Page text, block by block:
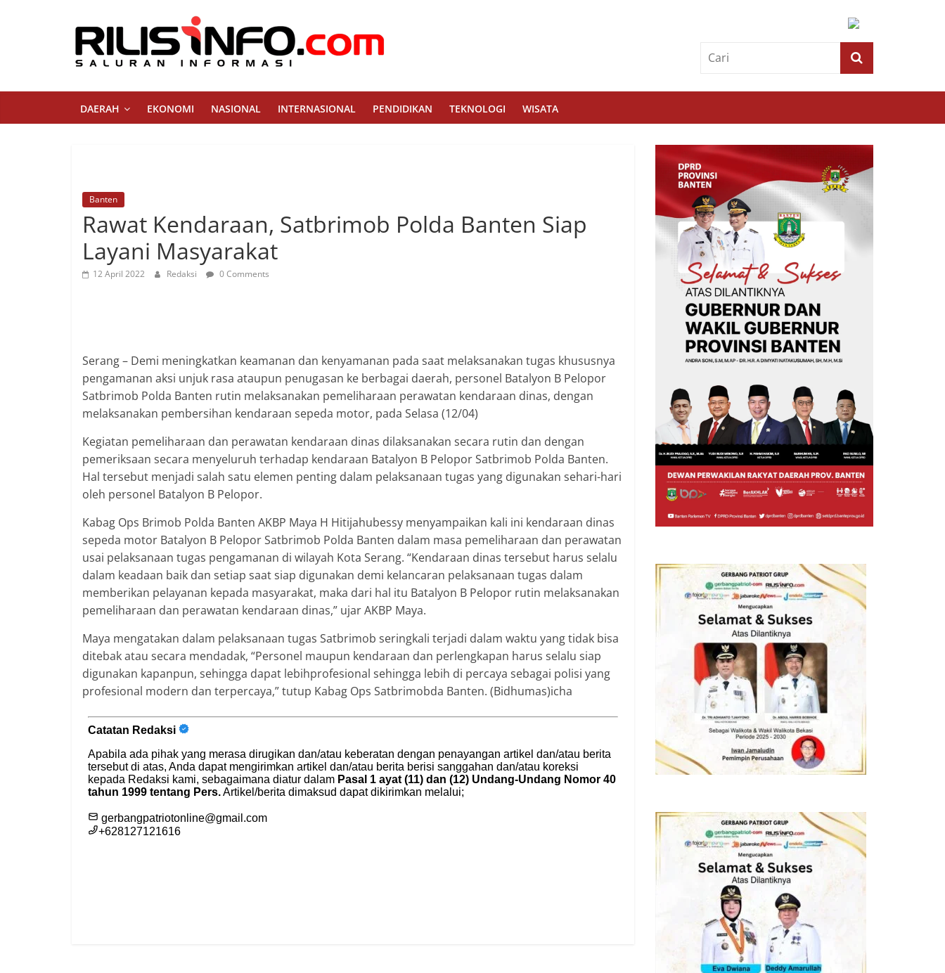
Rilis
Info
DAERAH EKONOMI NASIONAL INTERNASIONAL PENDIDIKAN TEKNOLOGI WISATA
Banten
Rawat Kendaraan, Satbrimob Polda Banten Siap
Layani Masyarakat
12 April 2022 Redaksi 0 Comments
Serang – Demi meningkatkan keamanan dan kenyamanan pada saat melaksanakan tugas khususnya
pengamanan aksi unjuk rasa ataupun penugasan ke berbagai daerah, personel Batalyon B Pelopor
Satbrimob Polda Banten rutin melaksanakan pemeliharaan perawatan kendaraan dinas, dengan
melaksanakan pembersihan kendaraan sepeda motor, pada Selasa (12/04)
Kegiatan pemeliharaan dan perawatan kendaraan dinas dilaksanakan secara rutin dan dengan
pemeriksaan secara menyeluruh terhadap kendaraan Batalyon B Pelopor Satbrimob Polda Banten.
Hal tersebut menjadi salah satu elemen penting dalam pelaksanaan tugas yang digunakan sehari-hari
oleh personel Batalyon B Pelopor.
Kabag Ops Brimob Polda Banten AKBP Maya H Hitijahubessy menyampaikan kali ini kendaraan dinas
sepeda motor Batalyon B Pelopor Satbrimob Polda Banten dalam masa pemeliharaan dan perawatan
usai pelaksanaan tugas pengamanan di wilayah Kota Serang. “Kendaraan dinas tersebut harus selalu
dalam keadaan baik dan setiap saat siap digunakan demi kelancaran pelaksanaan tugas dalam
memberikan pelayanan kepada masyarakat, maka dari hal itu Batalyon B Pelopor rutin melaksanakan
pemeliharaan dan perawatan kendaraan dinas,” ujar AKBP Maya.
Maya mengatakan dalam pelaksanaan tugas Satbrimob seringkali terjadi dalam waktu yang tidak bisa
ditebak atau secara mendadak, “Personel maupun kendaraan dan perlengkapan harus selalu siap
digunakan kapanpun, sehingga dapat lebihprofesional sehingga lebih di percaya sebagai polisi yang
profesional modern dan terpercaya,” tutup Kabag Ops Satbrimobda Banten. (Bidhumas)icha